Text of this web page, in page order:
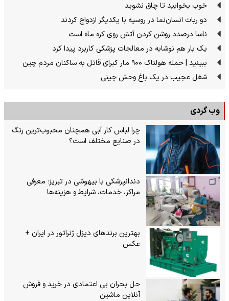
خوب بخوابید تا چاق نشوید
دو ربات انسان‌نما در روسیه با یکدیگر ازدواج کردند
ناسا درصدد روشن کردن آتش روی کره ماه است
یک بار هم نوشابه در معالجات پزشکی کاربرد پیدا کرد
ببینید | حمله هولناک ۹۰۰ مار کبرای قاتل به ساکنان مردم چین
شغل عجیب در یک باغ وحش چینی
وب گردی
چرا لباس کار آبی همچنان محبوب‌ترین رنگ
در صنایع مختلف است؟
دندانپزشکی با بیهوشی در تبریز؛ معرفی
مراکز، خدمات، شرایط و هزینه‌ها
بهترین برندهای دیزل ژنراتور در ایران +
عکس
حل بحران بی‌ اعتمادی در خرید و فروش
آنلاین ماشین